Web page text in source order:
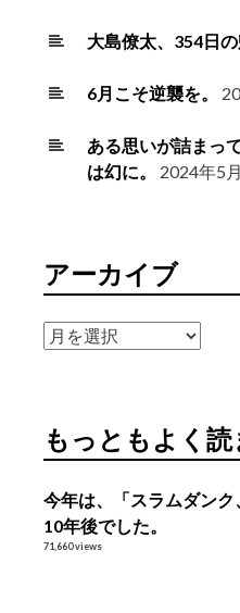
大島僚太、354日の
6月こそ逆襲を。
ある思いが詰まっ
は幻に。
2024年5
アーカイブ
ア
ブ
もっともよく
今年は、「スラムダン
10年後でした。
71,660 views